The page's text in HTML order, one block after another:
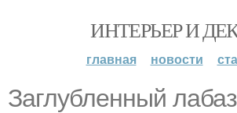
ИНТЕРЬЕР И
главная новости
Заглубленный лабаз